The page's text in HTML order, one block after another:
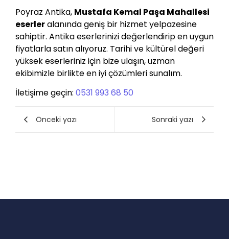
Poyraz Antika, Mustafa Kemal Paşa Mahallesi
eserleralanında geniş bir hizmet yelpazesine
sahiptir. Antika eserlerinizi değerlendirip en uygun
fiyatlarla satın alıyoruz. Tarihi ve kültürel değeri
yüksek eserleriniz için bize ulaşın, uzman
ekibimizle birlikte en iyi çözümleri sunalım.
İletişime geçin: 0531 993 68 50
Önceki yazı Sonraki yazı